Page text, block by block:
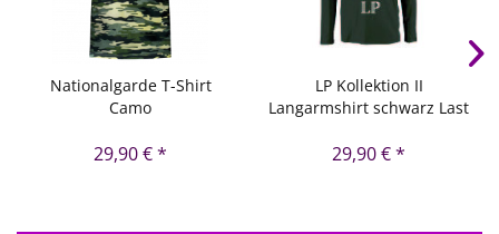
Nationalgarde T-Shirt
Camo
29,90 € *
LP Kollektion II
Langarmshirt schwarz Last
29,90 € *